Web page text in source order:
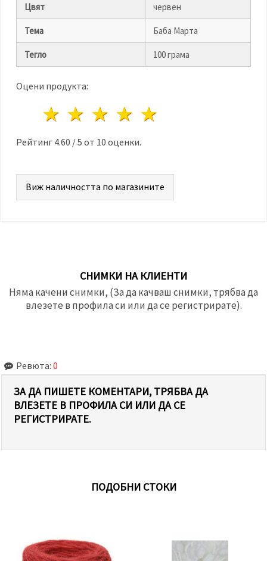
Цвят червен
Тема Баба Марта
Тегло 100 грама
Оцени продукта:
4 звезди
3 звезди
2 звезди
1 звезда
Рейтинг 4.60 /5 от 10 оценки.
Виж наличността по магазините
СНИМКИ НА КЛИЕНТИ
Няма качени снимки, (За да качваш снимки, трябва да
влезете в профила си или да се регистрирате).
Ревюта: 0
ЗА ДА ПИШЕТЕ КОМЕНТАРИ, ТРЯБВА ДА
ВЛЕЗЕТЕ В ПРОФИЛА СИ ИЛИ ДА СЕ
РЕГИСТРИРАТЕ.
ПОДОБНИ СТОКИ